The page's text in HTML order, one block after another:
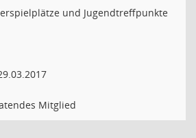
und Jugendtreffpunkte
Mitglied